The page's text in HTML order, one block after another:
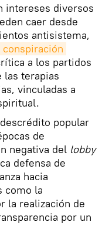
intereses diversos
caer desde
antisistema,
a los partidos
las terapias
vinculadas a
popular
de
negativa del lobby
defensa de
hacia
como la
la realización de
por un